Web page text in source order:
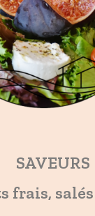
SAVEURS
frais,